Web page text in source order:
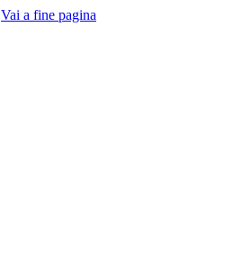
Vai a fine pagina